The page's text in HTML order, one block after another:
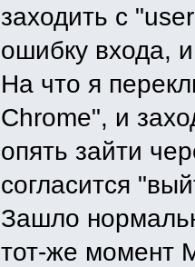
заходить с
ошибку входа,
На что я
Chrome", и
опять зайти
согласится
Зашло
тот-же момент